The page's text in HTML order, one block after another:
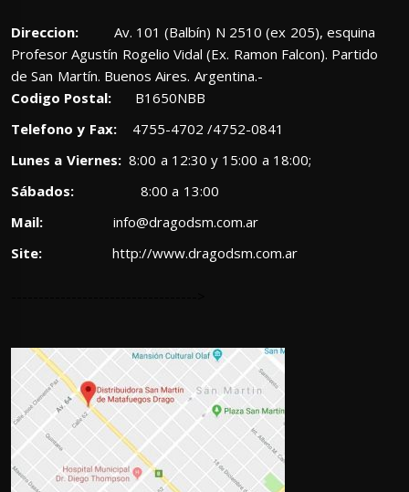
Direccion: Av. 101 (Balbín) N 2510 (ex 205), esquina
Profesor Agustín Rogelio Vidal (Ex. Ramon Falcon). Partido
de San Martín. Buenos Aires. Argentina.-
Codigo Postal: B1650NBB
Telefono y Fax:4755-4702 /4752-0841
Lunes a Viernes:8:00 a 12:30 y 15:00 a 18:00;
Sábados: 8:00 a 13:00
Mail:
info@dragodsm.com.ar
Site:
http://www.dragodsm.com.ar